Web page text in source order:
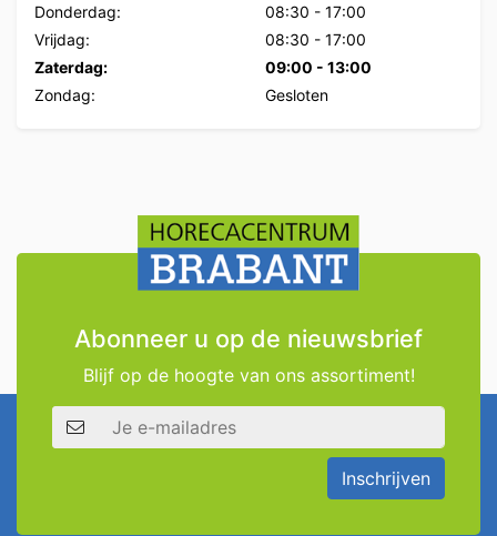
Donderdag:
08:30 - 17:00
Vrijdag:
08:30 - 17:00
Zaterdag:
09:00 - 13:00
Zondag:
Gesloten
Abonneer u op de nieuwsbrief
Blijf op de hoogte van ons assortiment!
E-mailadres
Inschrijven